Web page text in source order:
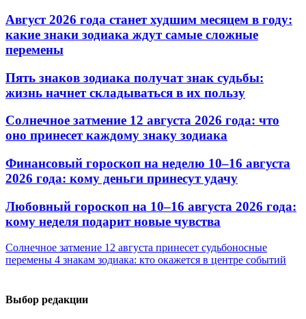
Август 2026 года станет худшим месяцем в году:
какие знаки зодиака ждут самые сложные
перемены
Пять знаков зодиака получат знак судьбы:
жизнь начнет складываться в их пользу
Солнечное затмение 12 августа 2026 года: что
оно принесет каждому знаку зодиака
Финансовый гороскоп на неделю 10–16 августа
2026 года: кому деньги принесут удачу
Любовный гороскоп на 10–16 августа 2026 года:
кому неделя подарит новые чувства
Солнечное затмение 12 августа принесет судьбоносные
перемены 4 знакам зодиака: кто окажется в центре событий
Выбор редакции